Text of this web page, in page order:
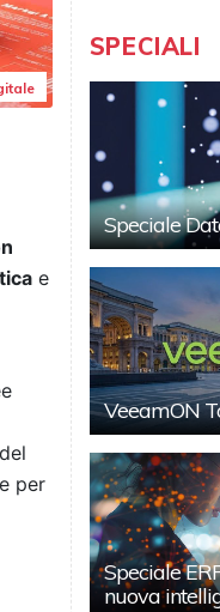
e
per
SPECIALI
Speciale
VeeamON
Speciale
nuova